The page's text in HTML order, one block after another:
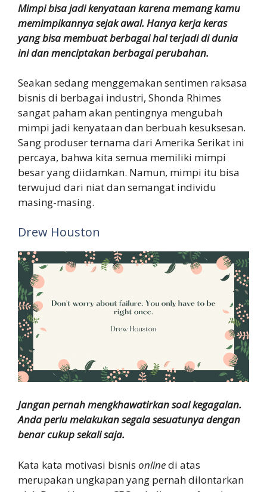
Mimpi bisa jadi kenyataan karena memang kamu
memimpikannya sejak awal. Hanya kerja keras
yang bisa membuat berbagai hal terjadi di dunia
ini dan menciptakan berbagai perubahan.
Seakan sedang menggemakan sentimen raksasa
bisnis di berbagai industri, Shonda Rhimes
sangat paham akan pentingnya mengubah
mimpi jadi kenyataan dan berbuah kesuksesan.
Sang produser ternama dari Amerika Serikat ini
percaya, bahwa kita semua memiliki mimpi
besar yang diidamkan. Namun, mimpi itu bisa
terwujud dari niat dan semangat individu
masing-masing.
Drew Houston
Jangan pernah mengkhawatirkan soal kegagalan.
Anda perlu melakukan segala sesuatunya dengan
benar cukup sekali saja.
Kata kata motivasi bisnis onlinedi atas
merupakan ungkapan yang pernah dilontarkan